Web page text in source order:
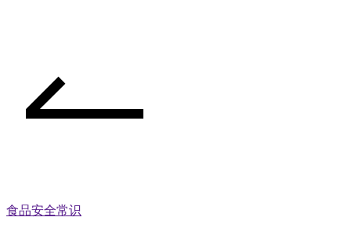
食品安全常识